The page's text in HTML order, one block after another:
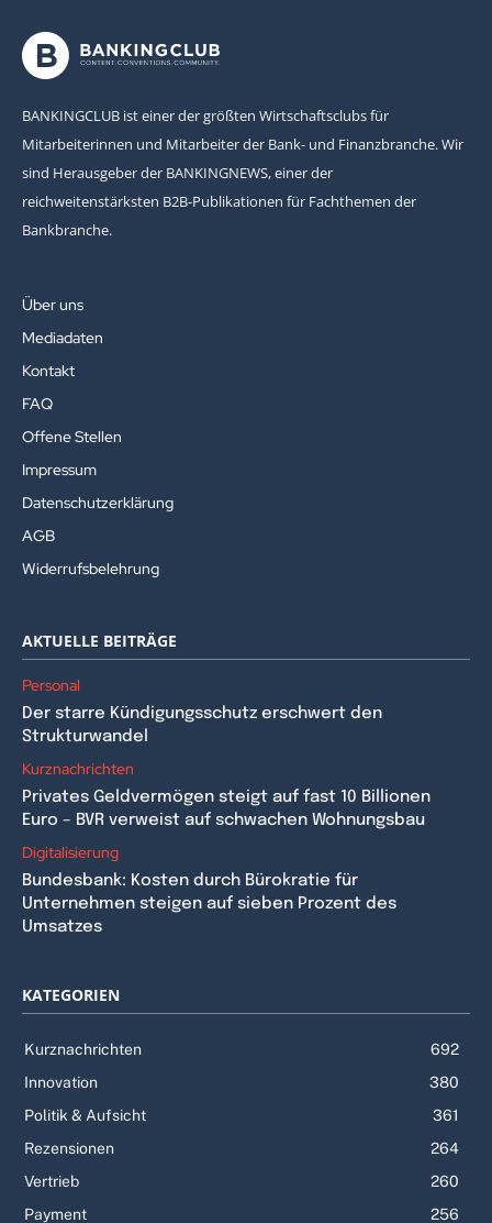
BANKINGCLUB ist einer der größten Wirtschaftsclubs für
Mitarbeiterinnen und Mitarbeiter der Bank- und Finanzbranche. Wir
sind Herausgeber der BANKINGNEWS, einer der
reichweitenstärksten B2B-Publikationen für Fachthemen der
Bankbranche.
Über uns
Mediadaten
Kontakt
FAQ
Offene Stellen
Impressum
Datenschutzerklärung
AGB
Widerrufsbelehrung
AKTUELLE BEITRÄGE
Personal
Der starre Kündigungsschutz erschwert den
Strukturwandel
Kurznachrichten
Privates Geldvermögen steigt auf fast 10 Billionen
Euro – BVR verweist auf schwachen Wohnungsbau
Digitalisierung
Bundesbank: Kosten durch Bürokratie für
Unternehmen steigen auf sieben Prozent des
Umsatzes
KATEGORIEN
Kurznachrichten
692
Innovation
380
Politik & Aufsicht
361
Rezensionen
264
Vertrieb
260
Payment
256